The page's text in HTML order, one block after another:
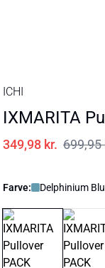
ICHI
IXMARITA
349,98 kr. 699,95
Farve: Delphinium